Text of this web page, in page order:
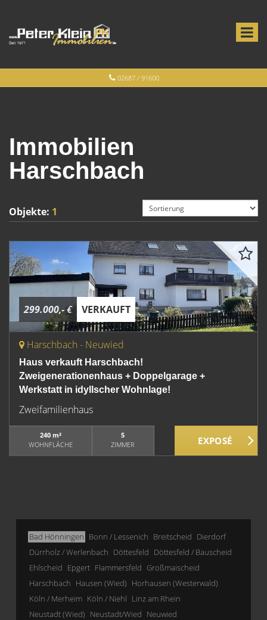
02687 / 91600
Immobilien
Harschbach
Objekte: 1
299.000,- € VERKAUFT
Harschbach - Neuwied
Haus verkauft Harschbach!
Zweigenerationenhaus + Doppelgarage +
Werkstatt in idyllscher Wohnlage!
Zweifamilienhaus
240 m²
WOHNFLÄCHE
5
ZIMMER
Bad Hönningen Bonn / Lessenich Breitscheid Dierdorf
Dürrholz / Werlenbach Döttesfeld Döttesfeld / Bauscheid
Ehlscheid Epgert Flammersfeld Großmaischeid
Harschbach Hausen (Wied) Horhausen (Westerwald)
Köln / Merheim Köln / Niehl Linz am Rhein
Neustadt (Wied) Neustadt/Wied Neuwied